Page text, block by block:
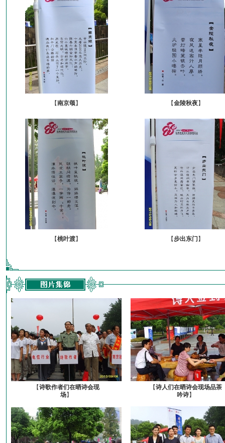
【南京颂】 【金陵秋夜】
【桃叶渡】 【步出东门 】
【诗歌作者们在晒诗会现
场】
【诗人们在晒诗会现场品茶
吟诗】